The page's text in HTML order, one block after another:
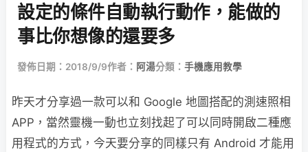
設定的條件自動執行動作，能做的
事比你想像的還要多
發佈日期：2018/9/9作者： 阿湯分類： 手機應用教學
昨天才分享過一款可以和 Google 地圖搭配的測速照相
APP，當然靈機一動也立刻找起了可以同時開啟二種應
用程式的方式，今天要分享的同樣只有 Android 才能用